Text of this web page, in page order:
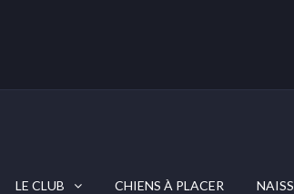
LE CLUB CHIENS À PLACER